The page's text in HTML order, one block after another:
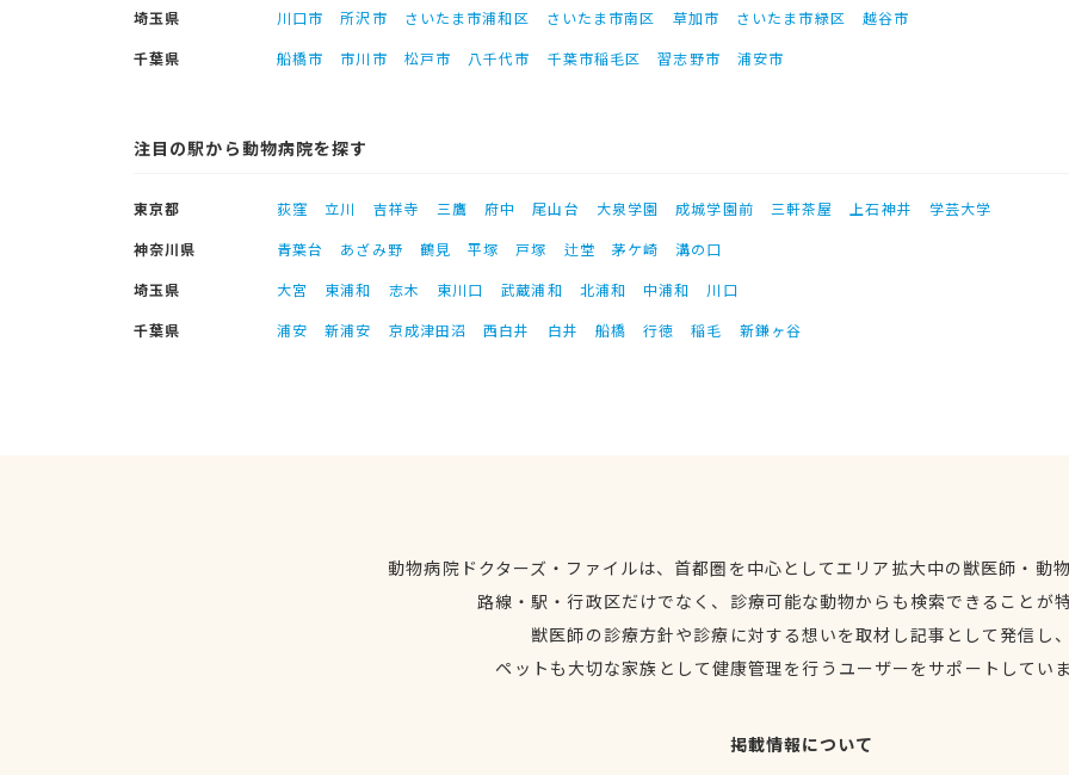
埼玉県
川口市 所沢市 さいたま市浦和区 さいたま市南区 草加市 さいたま市緑区
越谷市
千葉県
船橋市 市川市 松戸市 八千代市 千葉市稲毛区 習志野市 浦安市
注目の駅から動物病院を探す
東京都 荻窪 立川 吉祥寺 三鷹 府中 尾山台 大泉学園 成城学園前 三軒茶屋 上石神井
学芸大学
神奈川県
青葉台 あざみ野 鶴見 平塚 戸塚 辻堂 茅ケ崎
溝の口
埼玉県
大宮 東浦和 志木 東川口 武蔵浦和 北浦和 中浦和
川口
千葉県
浦安 新浦安 京成津田沼 西白井 白井 船橋 行徳 稲毛 新鎌ヶ谷
動物病院ドクターズ・ファイルは、首都圏を中心としてエリア拡大中の獣医師・動
路線・駅・行政区だけでなく、診療可能な動物からも検索できることが
獣医師の診療方針や診療に対する想いを取材し記事として発信し
ペットも大切な家族として健康管理を行うユーザーをサポートしてい
掲載情報について